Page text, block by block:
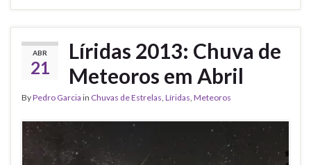
ABR
21
Líridas 2013: Chuva de
Meteoros em Abril
ByPedro Garcia in Chuvas de Estrelas, Líridas, Meteoros